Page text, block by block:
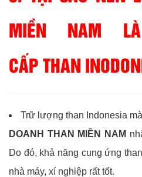
MIỀN NAM
CẤP THAN
Trữ lượng than Indonesia mà
DOANH THAN MIỀN NAM
Do đó, khả năng cung ứng
nhà máy, xí nghiệp rất tốt.